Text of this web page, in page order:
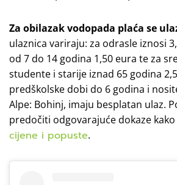
Za obilazak vodopada plaća se
ulaznica variraju: za odrasle iznosi
od 7 do 14 godina 1,50 eura te za
studente i starije iznad 65 godina
predškolske dobi do 6 godina i
Alpe: Bohinj, imaju besplatan ulaz.
predočiti odgovarajuće dokaze
cijene i popuste.